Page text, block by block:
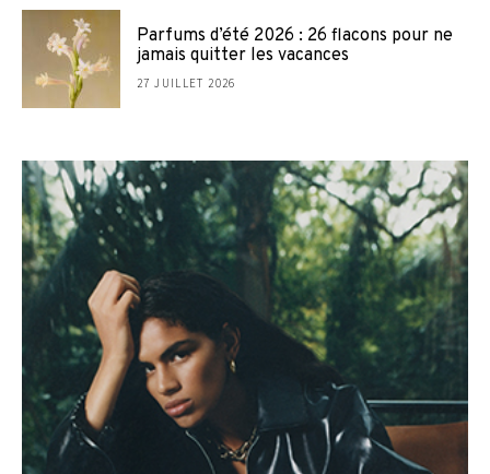
Parfums d’été 2026 : 26 flacons pour ne
jamais quitter les vacances
27 JUILLET 2026